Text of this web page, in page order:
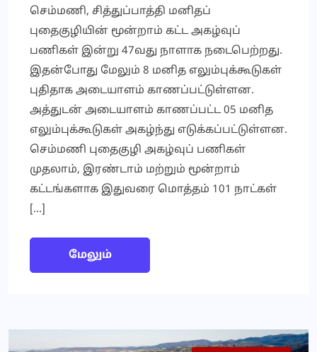
செம்மணி, சித்துப்பாத்தி மனிதப்
புதைகுழியின் மூன்றாம் கட்ட அகழ்வுப்
பணிகள் இன்று 47வது நாளாக நடைபெற்றது.
இதன்போது மேலும் 8 மனித எலும்புக்கூடுகள்
புதிதாக அடையாளம் காணப்பட்டுள்ளன.
அத்துடன் அடையாளம் காணப்பட்ட 05 மனித
எலும்புக்கூடுகள் அகழ்ந்து எடுக்கப்பட்டுள்ளன.
செம்மணி புதைகுழி அகழ்வுப் பணிகள்
முதலாம், இரண்டாம் மற்றும் மூன்றாம்
கட்டங்களாக இதுவரை மொத்தம் 101 நாட்கள்
[…]
மேலும்